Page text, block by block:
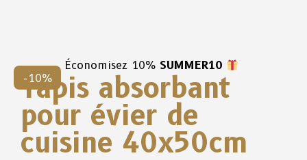
-10%
Économisez 10% SUMMER10
Tapis absorbant
pour évier de
cuisine 40x50cm